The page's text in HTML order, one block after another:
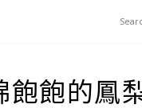
飽飽的鳳